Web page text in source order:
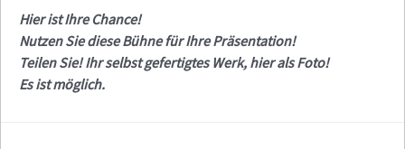
Hier ist Ihre Chance!
Nutzen Sie diese Bühne für Ihre Präsentation!
Teilen Sie! Ihr selbst gefertigtes Werk, hier als Foto!
Es ist möglich.